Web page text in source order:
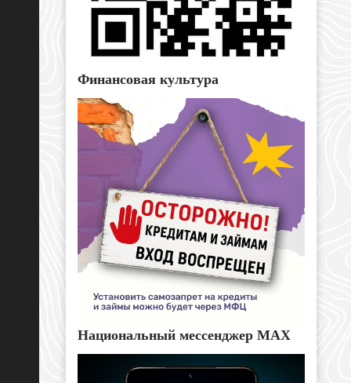
Финансовая культура
Национальный мессенджер MAX